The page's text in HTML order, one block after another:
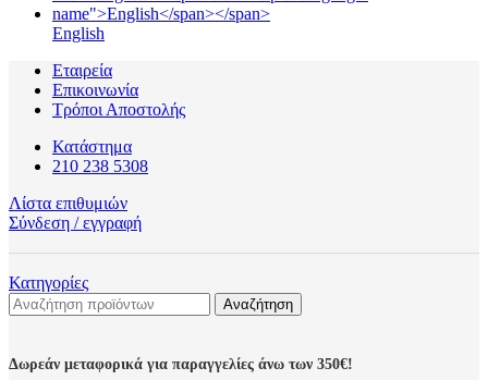
English
Εταιρεία
Επικοινωνία
Τρόποι Αποστολής
Κατάστημα
210 238 5308
Λίστα επιθυμιών
Σύνδεση / εγγραφή
Κατηγορίες
Αναζήτηση
Δωρεάν μεταφορικά για παραγγελίες άνω των 350€!